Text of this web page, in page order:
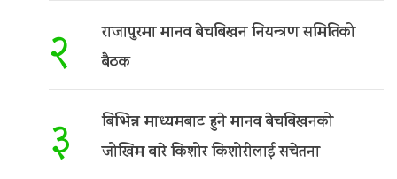
२ राजापुरमा मानव बेचबिखन नियन्त्रण समितिको
बैठक
३ बिभिन्न माध्यमबाट हुने मानव बेचबिखनको
जोखिम बारे किशोर किशोरीलाई सचेतना